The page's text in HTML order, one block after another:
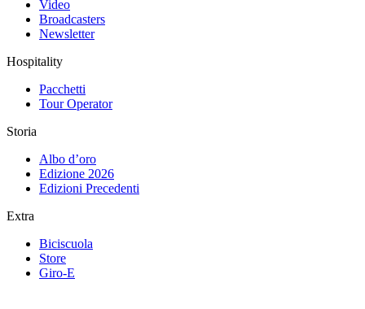
Video
Broadcasters
Newsletter
Hospitality
Pacchetti
Tour Operator
Storia
Albo d’oro
Edizione 2026
Edizioni Precedenti
Extra
Biciscuola
Store
Giro-E